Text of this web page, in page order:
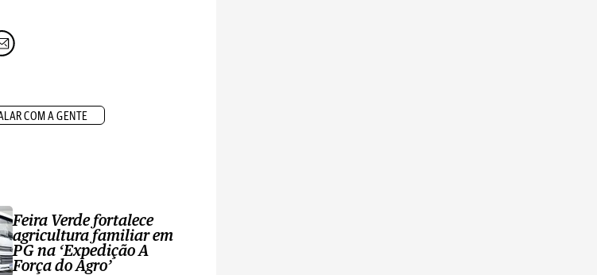
COM A GENTE
Feira Verde fortalece
agricultura familiar em
PG na ‘Expedição A
Força do Agro’